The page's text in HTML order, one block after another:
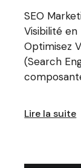
SEO
Visibilité en
Optimisez
(Search
Lire la suite